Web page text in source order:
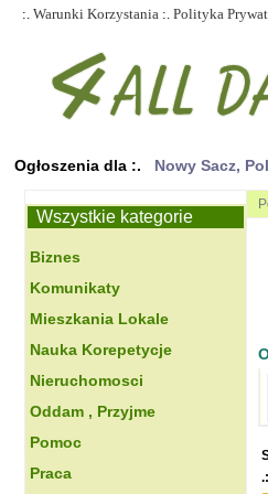
:. Warunki Korzystania :. Polityka
Ogłoszenia dla :. Nowy Sacz,
Wszystkie kategorie
Biznes
Komunikaty
Mieszkania Lokale
Nauka Korepetycje
Nieruchomosci
Oddam , Przyjme
Pomoc
Praca
.: